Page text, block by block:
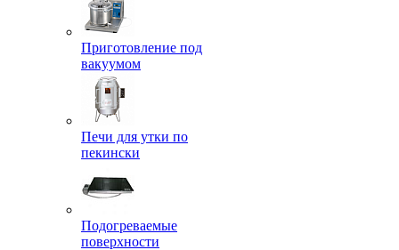
Приготовление под
вакуумом
Печи для утки по
пекински
Подогреваемые
поверхности